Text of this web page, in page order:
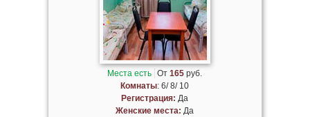
Места есть От165 руб.
Комнаты: 6/ 8/ 10
Регистрация: Да
Женские места: Да